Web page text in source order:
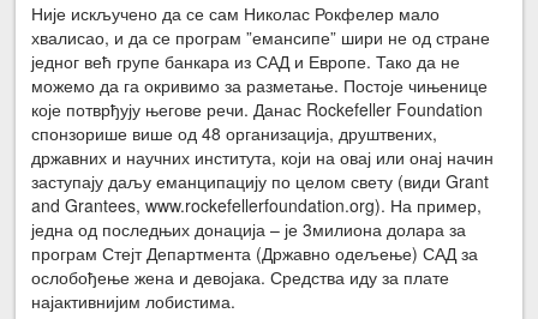
Није искључено да се сам Николас Рокфелер мало
хвалисао, и да се програм ”емансипе” шири не од стране
једног већ групе банкара из САД и Европе. Тако да не
можемо да га окривимо за разметање. Постоје чињенице
које потврђују његове речи. Данас Rockefeller Foundation
спонзорише више од 48 организација, друштвених,
државних и научних института, који на овај или онај начин
заступају даљу еманципацију по целом свету (види Grant
and Grantees, www.rockefellerfoundation.org). На пример,
једна од последњих донација – је 3милиона долара за
програм Стејт Департмента (Државно одељење) САД за
ослобођење жена и девојака. Средства иду за плате
најактивнијим лобистима.